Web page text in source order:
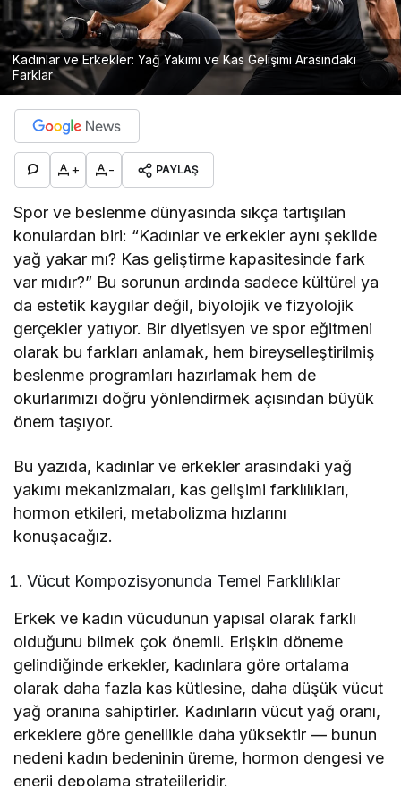
Kadınlar ve Erkekler: Yağ Yakımı ve Kas Gelişimi Arasındaki
Farklar
+ - PAYLAŞ
Spor ve beslenme dünyasında sıkça tartışılan
konulardan biri: “Kadınlar ve erkekler aynı şekilde
yağ yakar mı? Kas geliştirme kapasitesinde fark
var mıdır?” Bu sorunun ardında sadece kültürel ya
da estetik kaygılar değil, biyolojik ve fizyolojik
gerçekler yatıyor. Bir diyetisyen ve spor eğitmeni
olarak bu farkları anlamak, hem bireyselleştirilmiş
beslenme programları hazırlamak hem de
okurlarımızı doğru yönlendirmek açısından büyük
önem taşıyor.
Bu yazıda, kadınlar ve erkekler arasındaki yağ
yakımı mekanizmaları, kas gelişimi farklılıkları,
hormon etkileri, metabolizma hızlarını
konuşacağız.
Vücut Kompozisyonunda Temel Farklılıklar
Erkek ve kadın vücudunun yapısal olarak farklı
olduğunu bilmek çok önemli. Erişkin döneme
gelindiğinde erkekler, kadınlara göre ortalama
olarak daha fazla kas kütlesine, daha düşük vücut
yağ oranına sahiptirler. Kadınların vücut yağ oranı,
erkeklere göre genellikle daha yüksektir — bunun
nedeni kadın bedeninin üreme, hormon dengesi ve
enerji depolama stratejileridir.